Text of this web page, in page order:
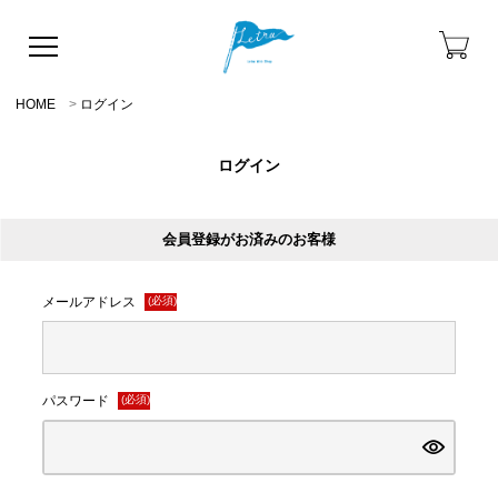
HOME ログイン
ログイン
会員登録がお済みのお客様
メールアドレス (必須)
パスワード (必須)